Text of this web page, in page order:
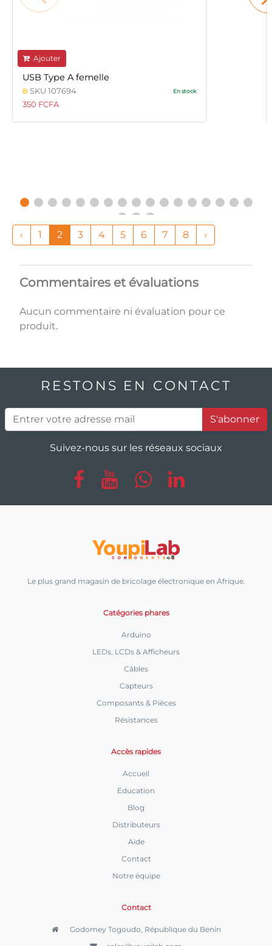
Ajouter
USB Type A femelle
SKU 107694 En stock
350 FCFA
‹ 1 2 3 4 5 6 7 8 ›
Commentaires et évaluations
Aucun commentaire ni évaluation pour ce
produit.
RESTONS EN CONTACT
S'abonner
Suivez-nous sur les réseaux sociaux
Le plus grand magasin de bricolage électronique en Afrique.
Catégories phares
Arduino
LEDs, LCDs & Afficheurs
Câbles
Capteurs
Composants & Pièces
Résistances
Accès rapides
Accueil
Education
Blog
Distributeurs
Aide
Contact
Notre équipe
Contact
Godomey Togoudo, République du Benin